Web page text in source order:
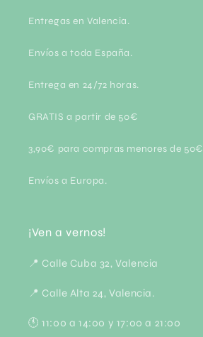
Entregas en Valencia.
Envíos a toda España.
Entrega en 24/72 horas.
GRATIS a partir de 50€
3,90€ para compras menores de 50€
Envíos a Europa.
¡Ven a vernos!
📍 Calle Cuba 32, Valencia
📍 Calle Alta 24, Valencia.
🕚 11:00 a 14:00 y 17:00 a 21:00